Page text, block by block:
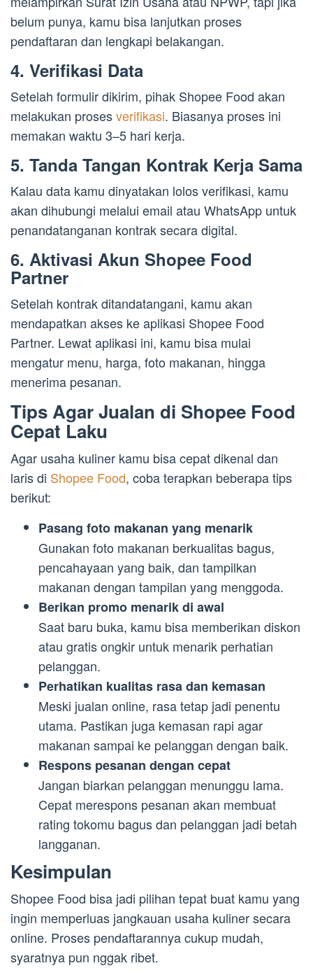
belum punya, kamu bisa lanjutkan proses
pendaftaran dan lengkapi belakangan.
4. Verifikasi Data
Setelah formulir dikirim, pihak Shopee Food akan
melakukan prosesverifikasi. Biasanya proses ini
memakan waktu 3–5 hari kerja.
5. Tanda Tangan Kontrak Kerja Sama
Kalau data kamu dinyatakan lolos verifikasi, kamu
akan dihubungi melalui email atau WhatsApp untuk
penandatanganan kontrak secara digital.
6. Aktivasi Akun Shopee Food
Partner
Setelah kontrak ditandatangani, kamu akan
mendapatkan akses ke aplikasi Shopee Food
Partner. Lewat aplikasi ini, kamu bisa mulai
mengatur menu, harga, foto makanan, hingga
menerima pesanan.
Tips Agar Jualan di Shopee Food
Cepat Laku
Agar usaha kuliner kamu bisa cepat dikenal dan
laris di Shopee Food, coba terapkan beberapa tips
berikut:
Pasang foto makanan yang menarik
Gunakan foto makanan berkualitas bagus,
pencahayaan yang baik, dan tampilkan
makanan dengan tampilan yang menggoda.
Berikan promo menarik di awal
Saat baru buka, kamu bisa memberikan diskon
atau gratis ongkir untuk menarik perhatian
pelanggan.
Perhatikan kualitas rasa dan kemasan
Meski jualan online, rasa tetap jadi penentu
utama. Pastikan juga kemasan rapi agar
makanan sampai ke pelanggan dengan baik.
Respons pesanan dengan cepat
Jangan biarkan pelanggan menunggu lama.
Cepat merespons pesanan akan membuat
rating tokomu bagus dan pelanggan jadi betah
langganan.
Kesimpulan
Shopee Food bisa jadi pilihan tepat buat kamu yang
ingin memperluas jangkauan usaha kuliner secara
online. Proses pendaftarannya cukup mudah,
syaratnya pun nggak ribet.